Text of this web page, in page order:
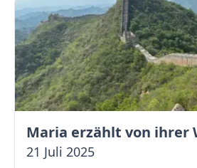
21 Juli 2025